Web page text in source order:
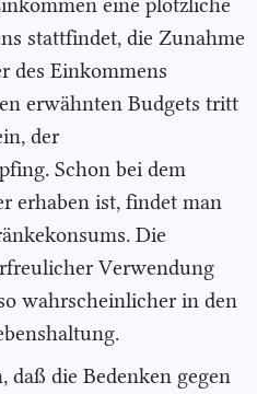
eine plötzliche
stattfindet, die Zunahme
des Einkommens
erwähnten Budgets tritt
der
Schon bei dem
erhaben ist, findet man
Die
Verwendung
wahrscheinlicher in den
daß die Bedenken gegen